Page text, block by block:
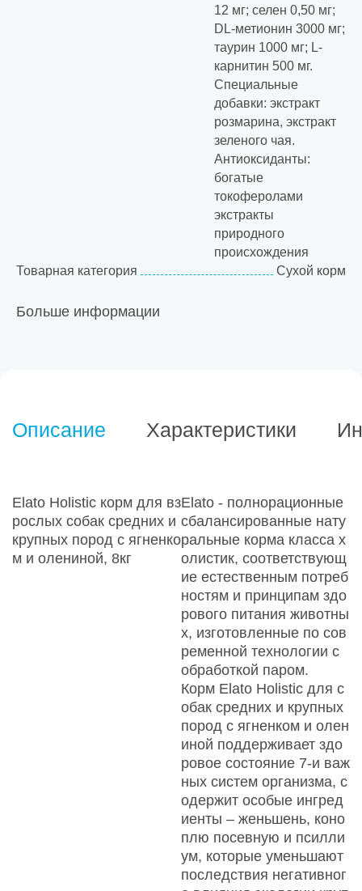
12 мг; селен 0,50 мг;
DL-метионин 3000 мг;
таурин 1000 мг; L-
карнитин 500 мг.
Специальные
добавки: экстракт
розмарина, экстракт
зеленого чая.
Антиоксиданты:
богатые
токоферолами
экстракты
природного
происхождения
Товарная категория
Сухой корм
Больше информации
Описание Характеристики
Elato Holistic корм для вз
рослых собак средних и
крупных пород с ягненко
м и олениной, 8кг
Elato - полнорационные
сбалансированные нату
ральные корма класса х
олистик, соответствующ
ие естественным потреб
ностям и принципам здо
рового питания животны
х, изготовленные по сов
ременной технологии с
обработкой паром.
Корм Elato Holistic для с
обак средних и крупных
пород с ягненком и олен
иной поддерживает здо
ровое состояние 7-и важ
ных систем организма, с
одержит особые ингред
иенты – женьшень, коно
плю посевную и псилли
ум, которые уменьшают
последствия негативног